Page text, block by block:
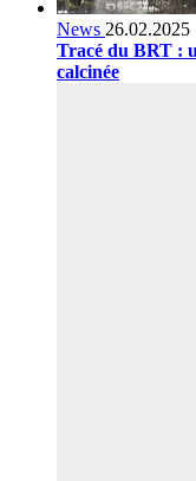
News 26.02.2025
Tracé du BRT :
calcinée